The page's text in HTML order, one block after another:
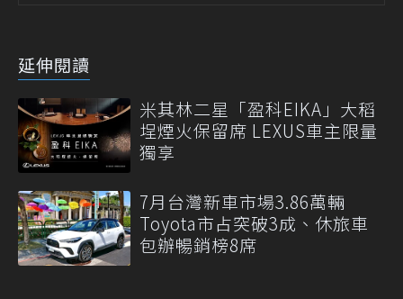
延伸閱讀
米其林二星「盈科EIKA」大稻
埕煙火保留席 LEXUS車主限量
獨享
7月台灣新車市場3.86萬輛
Toyota市占突破3成、休旅車
包辦暢銷榜8席